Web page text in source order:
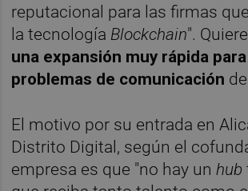
reputacional para las firmas
la tecnología Blockchain".
una expansión muy rápida
problemas de comunicación
El motivo por su entrada en
Distrito Digital, según el
empresa es que "no hay unhub